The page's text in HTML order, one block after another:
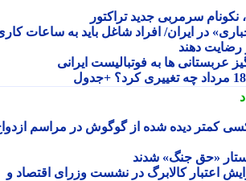
سرمربی جدید تراکتور
در ایران/ افراد شاغل باید به ساعات کاری
دهند
ها به فوتبالیست ایرانی
دیده شده از گوگوش در مراسم ازدواج
«حق جنگ» شدند
کالابرگ در نشست وزرای اقتصاد و